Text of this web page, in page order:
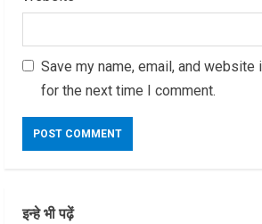
Save my name, email, and
for the next time I comment.
इन्हे भी पढ़ें